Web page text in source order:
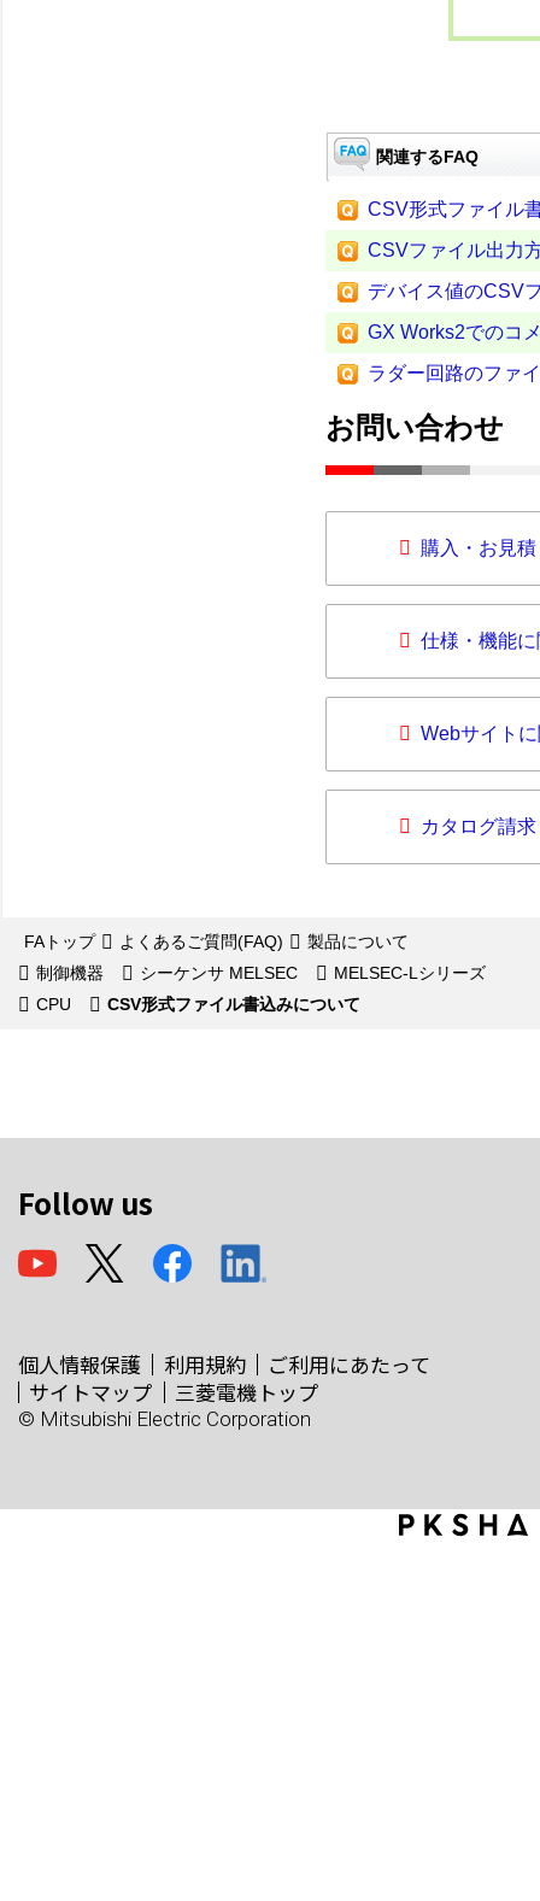
関連するFAQ
CSV形式ファイル
CSVファイル出力
デバイス値のCSV
GX Works2でのコ
ラダー回路のファ
お問い合わせ
購入・お見
仕様・機能
Webサイト
カタログ請求
FAトップ よくあるご質問(FAQ)
製品について
制御機器
シーケンサ MELSEC
MELSEC-Lシリーズ
CPU
CSV形式ファイル書込みについて
Follow us
個人情報保護 利用規約
ご利用にあたって
サイトマップ
三菱電機トップ
© Mitsubishi Electric Corporation